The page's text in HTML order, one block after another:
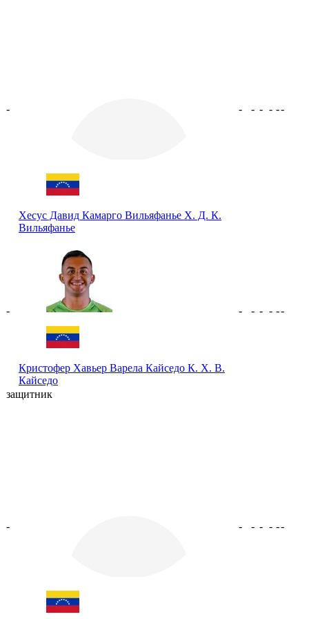
-
Хесус Давид Камарго Вильяфанье Х. Д. К.
Вильяфанье
- - - - --
-
Кристофер Хавьер Варела Кайседо К. Х. В.
Кайседо
- - - - --
защитник
- - - - - --